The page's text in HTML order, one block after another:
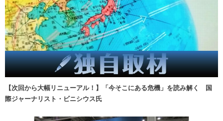
【次回から大幅リニューアル！】「今そこにある危機」を読み解く 国
際ジャーナリスト・ビニシウス氏